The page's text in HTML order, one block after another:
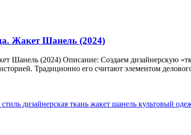
Жакет Шанель (2024)
Шанель (2024) Описание: Создаем дизайнерскую
Традиционно его считают элементом
дизайнерская ткань жакет шанель культовый